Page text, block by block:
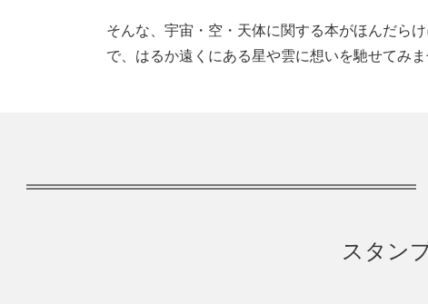
そんな、宇宙・空・天体に関する本がほんだら
で、はるか遠くにある星や雲に想いを馳せてみま
スタン